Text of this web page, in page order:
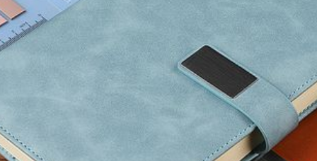
笔记本定制
笔记本定制